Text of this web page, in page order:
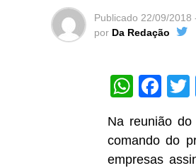
Publicado 22/09/2018
por Da Redação
Na reunião
comando do
empresas